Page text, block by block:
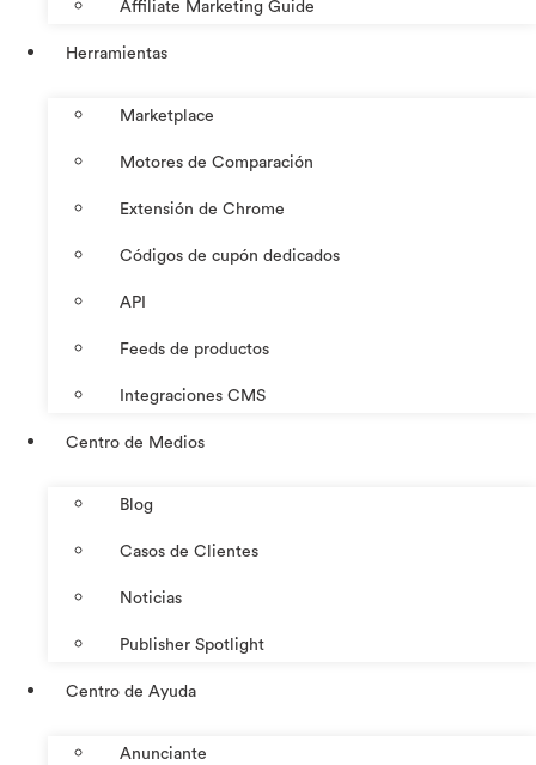
Affiliate Marketing Guide
Herramientas
Marketplace
Motores de Comparación
Extensión de Chrome
Códigos de cupón dedicados
API
Feeds de productos
Integraciones CMS
Centro de Medios
Blog
Casos de Clientes
Noticias
Publisher Spotlight
Centro de Ayuda
Anunciante